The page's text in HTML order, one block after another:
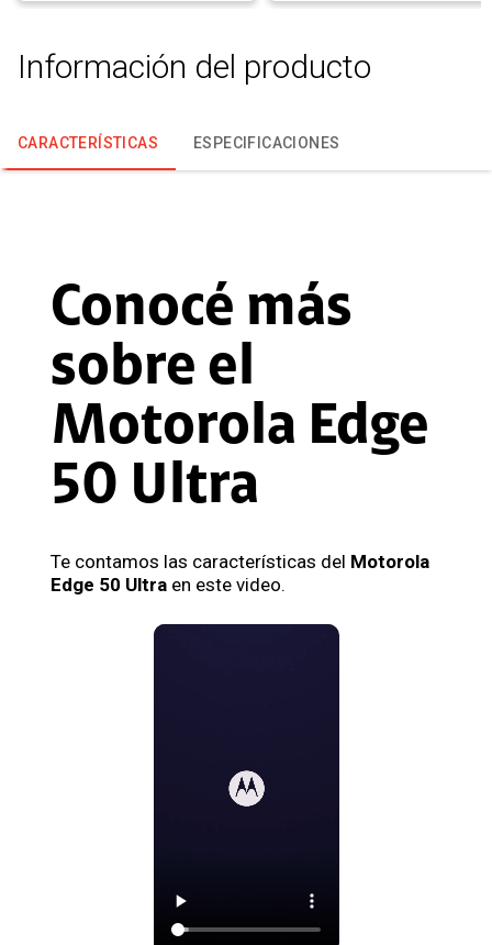
Información del producto
CARACTERÍSTICAS ESPECIFICACIONES
Conocé más
sobre el
Motorola Edge
50 Ultra
Te contamos las características del Motorola
Edge 50 Ultra en este video.